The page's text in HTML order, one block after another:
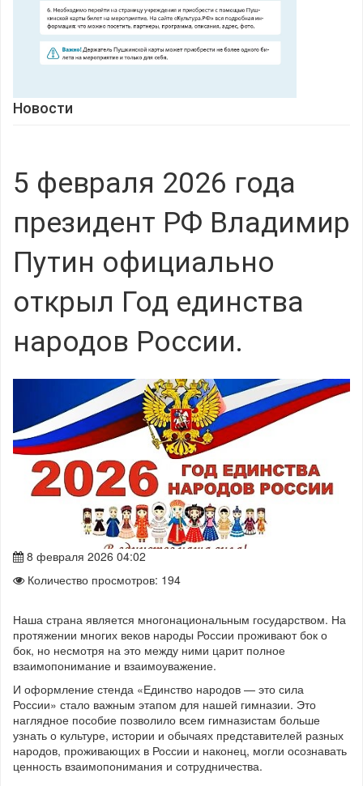
Новости
5 февраля 2026 года
президент РФ Владимир
Путин официально
открыл Год единства
народов России.
8 февраля 2026 04:02
Количество просмотров: 194
Наша страна является многонациональным государством. На
протяжении многих веков народы России проживают бок о
бок, но несмотря на это между ними царит полное
взаимопонимание и взаимоуважение.
И оформление стенда «Единство народов — это сила
России» стало важным этапом для нашей гимназии. Это
наглядное пособие позволило всем гимназистам больше
узнать о культуре, истории и обычаях представителей разных
народов, проживающих в России и наконец, могли осознавать
ценность взаимопонимания и сотрудничества.